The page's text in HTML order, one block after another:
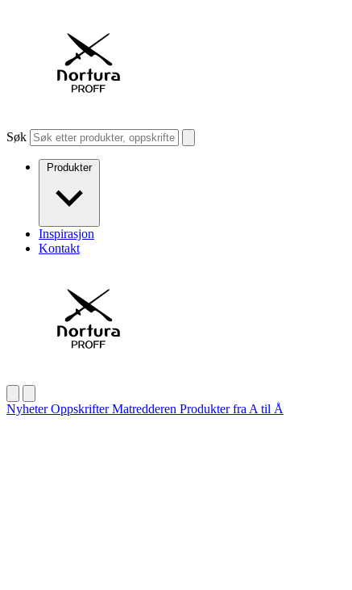
Søk
Produkter
Inspirasjon
Kontakt
NyheterOppskrifterMatredderen Produkter fra A til Å